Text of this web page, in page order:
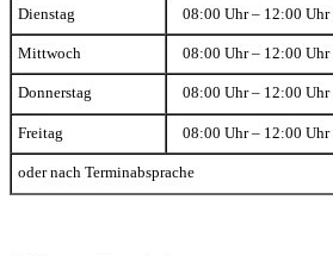
Dienstag 08:00 Uhr – 12:00 Uhr
Mittwoch 08:00 Uhr – 12:00 Uhr
Donnerstag 08:00 Uhr – 12:00 Uhr
Freitag 08:00 Uhr – 12:00 Uhr
oder nach Terminabsprache